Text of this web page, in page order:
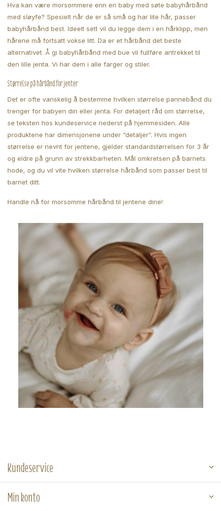
Hva kan være morsommere enn en baby med søte babyhårbånd
med sløyfe? Spesielt når de er så små og har lite hår, passer
babyhårbånd best. Ideelt sett vil du legge dem i en hårklipp, men
hårene må fortsatt vokse litt. Da er et hårbånd det beste
alternativet. Å gi babyhårbånd med bue vil fullføre antrekket til
den lille jenta. Vi har dem i alle farger og stiler.
Størrelse på hårbånd for jenter
Det er ofte vanskelig å bestemme hvilken størrelse pannebånd du
trenger for babyen din eller jenta. For detaljert råd om størrelse,
se teksten hos kundeservice nederst på hjemmesiden. Alle
produktene har dimensjonene under “detaljer”. Hvis ingen
størrelse er nevnt for jentene, gjelder standardstørrelsen for 3 år
og eldre på grunn av strekkbarheten. Mål omkretsen på barnets
hode, og du vil vite hvilken størrelse hårbånd som passer best til
barnet ditt.
Handle nå for morsomme hårbånd til jentene dine!
Kundeservice
Min konto